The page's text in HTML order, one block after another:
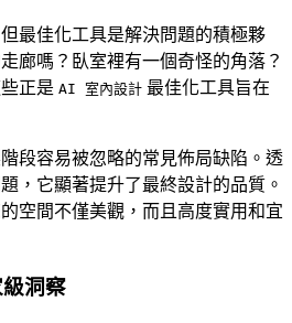
最佳化工具是解決問題的積極夥
廊嗎？臥室裡有一個奇怪的角落？
正是 AI 室內設計 最佳化工具旨在
段容易被忽略的常見佈局缺陷。透
，它顯著提升了最終設計的品質。
空間不僅美觀，而且高度實用和宜
洞察